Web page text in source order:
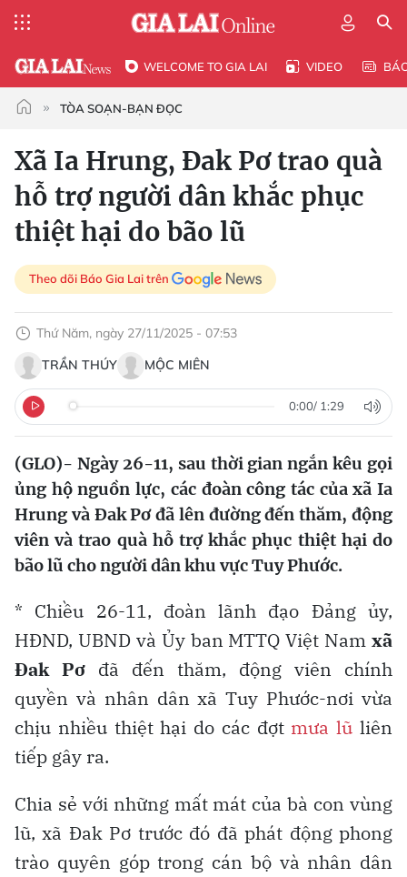
WELCOME TO GIA LAI VIDEO
TÒA SOẠN-BẠN ĐỌC
Xã Ia Hrung, Đak Pơ trao quà
hỗ trợ người dân khắc phục
thiệt hại do bão lũ
Theo dõi Báo Gia Lai trên
Thứ Năm, ngày 27/11/2025 - 07:53
TRẦN THÚY
MỘC MIÊN
0:00/ 1:29
(GLO)- Ngày 26-11, sau thời gian ngắn kêu gọi
ủng hộ nguồn lực, các đoàn công tác của xã Ia
Hrung và Đak Pơ đã lên đường đến thăm, động
viên và trao quà hỗ trợ khắc phục thiệt hại do
bão lũ cho người dân khu vực Tuy Phước.
* Chiều 26-11, đoàn lãnh đạo Đảng ủy,
HĐND, UBND và Ủy ban MTTQ Việt Nam xã
Đak Pơ đã đến thăm, động viên chính
quyền và nhân dân xã Tuy Phước-nơi vừa
chịu nhiều thiệt hại do các đợtmưa lũ liên
tiếp gây ra.
Chia sẻ với những mất mát của bà con vùng
lũ, xã Đak Pơ trước đó đã phát động phong
trào quyên góp trong cán bộ và nhân dân